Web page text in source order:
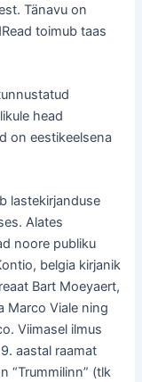
Tänavu on
toimub taas
head
on eestikeelsena
lastekirjanduse
Alates
noore publiku
belgia kirjanik
Bart Moeyaert,
Marco Viale ning
Viimasel ilmus
aastal raamat
“Trummilinn” (tlk